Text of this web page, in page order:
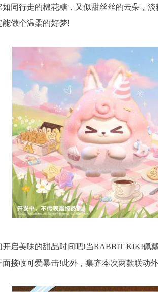
如同行走的棉花糖，又似甜丝丝的云朵，
能做个温柔的好梦!
开启美味的甜品时间吧!当RABBIT KIKI佩
接收可爱暴击!此外，集齐本次两款联动